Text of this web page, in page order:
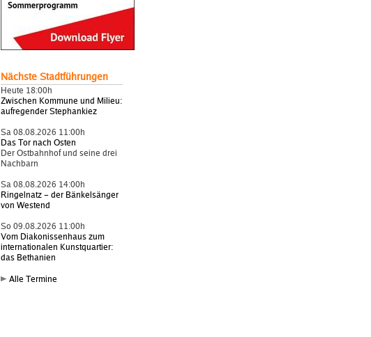
Nächste Stadtführungen
Heute 18:00h
Zwischen Kommune und Milieu:
aufregender Stephankiez
Sa 08.08.2026 11:00h
Das Tor nach Osten
Der Ostbahnhof und seine drei
Nachbarn
Sa 08.08.2026 14:00h
Ringelnatz – der Bänkelsänger
von Westend
So 09.08.2026 11:00h
Vom Diakonissenhaus zum
internationalen Kunstquartier:
das Bethanien
Alle Termine